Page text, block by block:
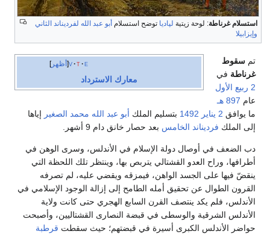
استسلام غرناطة: لوحة زيتية لپاديا توضح استسلام أبو عبد الله لفرديناند الثاني
وإيزابيلا
أظهر v t e
معارك الاسترداد
تم سقوط
غرناطة في
2 ربيع الأول
عام 897 هـ
ما يوافق 2 يناير 1492 بتسليم الملك أبو عبد الله محمد الصغير إياها
إلى الملك فرديناند الخامس بعد حصار خانق دام 9 أشهر.
دب الضعف في أوصال دولة الإسلام في الأندلس، وسرى الوهن في
أطرافها، وراح العدو القشتالي يتربص بها، وينتظر تلك اللحظة التي
ينقضّ فيها على الجسد الواهن، فيمزقه ويقضي عليه، لم تصرفه
القرون الطوال عن تحقيق أمله الطامح إلى إزالة الوجود الإسلامي في
الأندلس، فلم يكد ينتصف القرن السابع الهجري حتى كانت ولاية
الأندلس الشرقية والوسطى في قبضة النصارى القشتاليين، وأصبحت
حواضر الأندلس الكبرى أسيرة في قبضتهم؛ حيث سقطت قرطبة